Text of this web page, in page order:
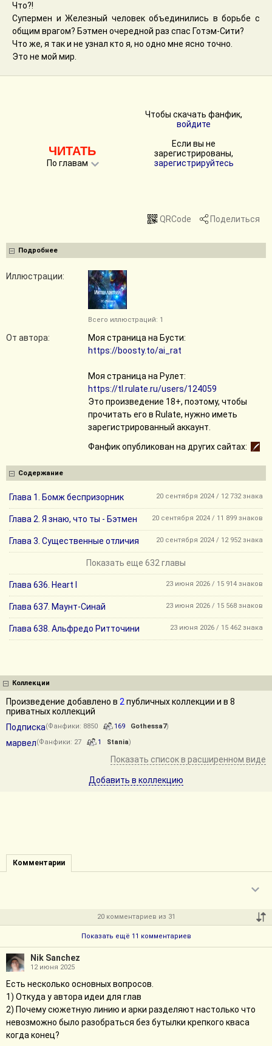
Что?!
Супермен и Железный человек объединились в борьбе с
общим врагом? Бэтмен очередной раз спас Готэм-Сити?
Что же, я так и не узнал кто я, но одно мне ясно точно.
Это не мой мир.
ЧИТАТЬ
По главам
Чтобы скачать фанфик,
войдите
Если вы не
зарегистрированы,
зарегистрируйтесь
QRCode Поделиться
Подробнее
Иллюстрации:
Всего иллюстраций: 1
От автора:
Моя страница на Бусти:
https://boosty.to/ai_rat
Моя страница на Рулет:
https://tl.rulate.ru/users/124059
Это произведение 18+, поэтому, чтобы
прочитать его в Rulate, нужно иметь
зарегистрированный аккаунт.
Фанфик опубликован на других сайтах:
Содержание
Глава 1. Бомж беспризорник 20 сентября 2024 / 12 732 знака
Глава 2. Я знаю, что ты - Бэтмен 20 сентября 2024 / 11 899 знаков
Глава 3. Существенные отличия 20 сентября 2024 / 12 952 знака
Показать еще 632 главы
Глава 636. Heart I 23 июня 2026 / 15 914 знаков
Глава 637. Маунт-Синай 23 июня 2026 / 15 568 знаков
Глава 638. Альфредо Ритточини 23 июня 2026 / 15 462 знака
Коллекции
Произведение добавлено в 2 публичных коллекции и в 8
приватных коллекций
Подписка(Фанфики: 8850 169 Gothessa7)
марвел(Фанфики: 27 1 Stania)
Показать список в расширенном виде
Добавить в коллекцию
Комментарии
20 комментариев из 31
Показать ещё 11 комментариев
Nik Sanchez
12 июня 2025
Есть несколько основных вопросов.
1) Откуда у автора идеи для глав
2) Почему сюжетную линию и арки разделяют настолько что
невозможно было разобраться без бутылки крепкого кваса
когда конец?